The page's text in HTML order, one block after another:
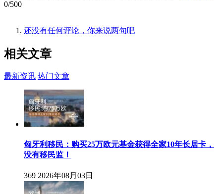
0/500
还没有任何评论，你来说两句吧
相关文章
最新资讯 热门文章
匈牙利移民：购买25万欧元基金获得全家10年长居卡，
没有移民监！
369 2026年08月03日